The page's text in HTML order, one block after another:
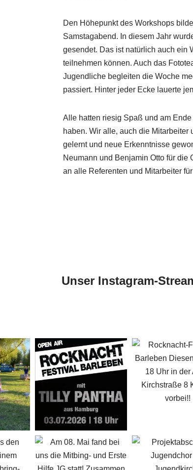
Den Höhepunkt des Workshops
Samstagabend. In diesem Jahr
gesendet. Das ist natürlich auch ein
teilnehmen können. Auch das
Jugendliche begleiten die Woche
passiert. Hinter jeder Ecke lauerte
Alle hatten riesig Spaß und am
haben. Wir alle, auch die
gelernt und neue Erkenntnisse
Neumann und Benjamin Otto für die
an alle Referenten und Mitarbeiter
Unser Instagram-